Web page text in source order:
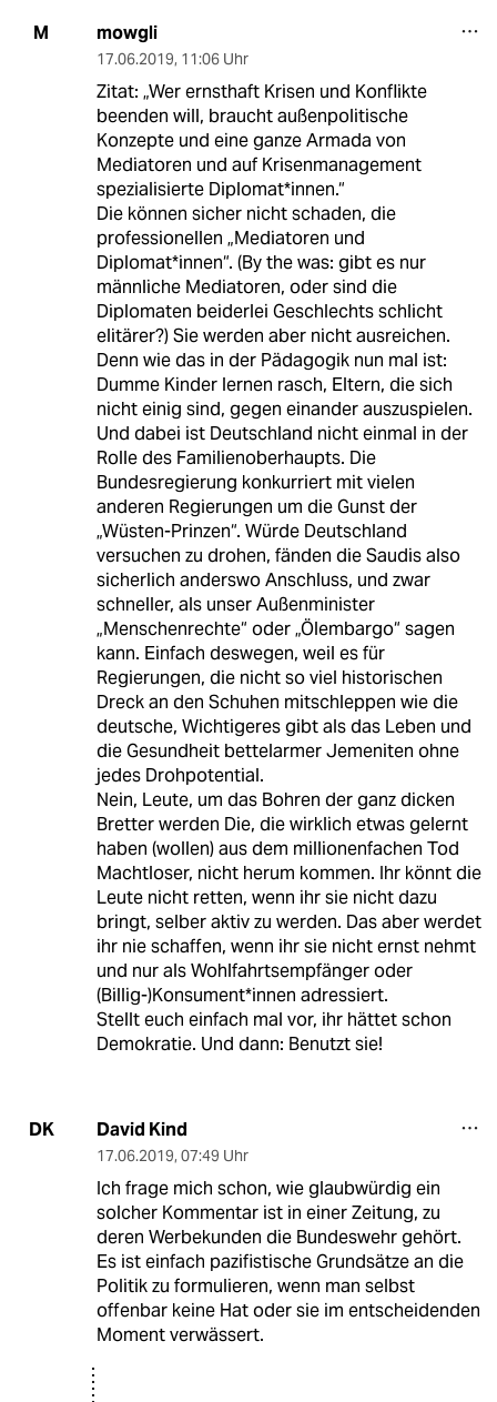
M mowgli
17.06.2019, 11:06 Uhr
Zitat: „Wer ernsthaft Krisen und Konflikte
beenden will, braucht außenpolitische
Konzepte und eine ganze Armada von
Mediatoren und auf Krisenmanagement
spezialisierte Diplomat*innen.“
Die können sicher nicht schaden, die
professionellen „Mediatoren und
Diplomat*innen“. (By the was: gibt es nur
männliche Mediatoren, oder sind die
Diplomaten beiderlei Geschlechts schlicht
elitärer?) Sie werden aber nicht ausreichen.
Denn wie das in der Pädagogik nun mal ist:
Dumme Kinder lernen rasch, Eltern, die sich
nicht einig sind, gegen einander auszuspielen.
Und dabei ist Deutschland nicht einmal in der
Rolle des Familienoberhaupts. Die
Bundesregierung konkurriert mit vielen
anderen Regierungen um die Gunst der
„Wüsten-Prinzen“. Würde Deutschland
versuchen zu drohen, fänden die Saudis also
sicherlich anderswo Anschluss, und zwar
schneller, als unser Außenminister
„Menschenrechte“ oder „Ölembargo“ sagen
kann. Einfach deswegen, weil es für
Regierungen, die nicht so viel historischen
Dreck an den Schuhen mitschleppen wie die
deutsche, Wichtigeres gibt als das Leben und
die Gesundheit bettelarmer Jemeniten ohne
jedes Drohpotential.
Nein, Leute, um das Bohren der ganz dicken
Bretter werden Die, die wirklich etwas gelernt
haben (wollen) aus dem millionenfachen Tod
Machtloser, nicht herum kommen. Ihr könnt die
Leute nicht retten, wenn ihr sie nicht dazu
bringt, selber aktiv zu werden. Das aber werdet
ihr nie schaffen, wenn ihr sie nicht ernst nehmt
und nur als Wohlfahrtsempfänger oder
(Billig-)Konsument*innen adressiert.
Stellt euch einfach mal vor, ihr hättet schon
Demokratie. Und dann: Benutzt sie!
DK David Kind
17.06.2019, 07:49 Uhr
Ich frage mich schon, wie glaubwürdig ein
solcher Kommentar ist in einer Zeitung, zu
deren Werbekunden die Bundeswehr gehört.
Es ist einfach pazifistische Grundsätze an die
Politik zu formulieren, wenn man selbst
offenbar keine Hat oder sie im entscheidenden
Moment verwässert.